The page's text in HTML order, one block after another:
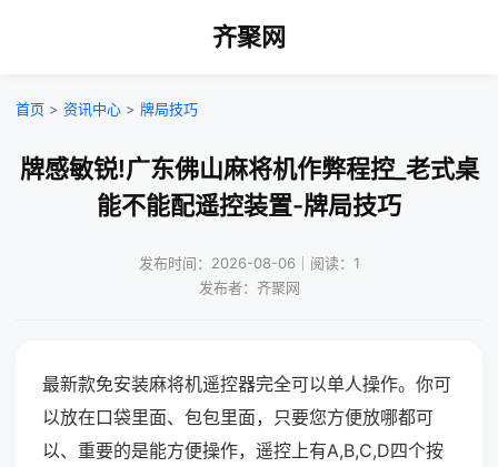
齐聚网
首页 > 资讯中心 > 牌局技巧
牌感敏锐!广东佛山麻将机作弊程控_老式桌
能不能配遥控装置-牌局技巧
发布时间：2026-08-06｜阅读：1
发布者：齐聚网
最新款免安装麻将机遥控器完全可以单人操作。你可
以放在口袋里面、包包里面，只要您方便放哪都可
以、重要的是能方便操作，遥控上有A,B,C,D四个按